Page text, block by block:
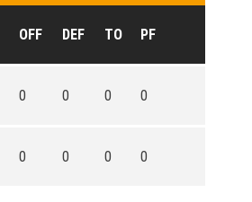
OFF DEF TO PF
0 0 0 0
0 0 0 0